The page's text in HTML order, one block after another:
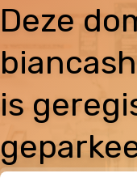
Deze
is